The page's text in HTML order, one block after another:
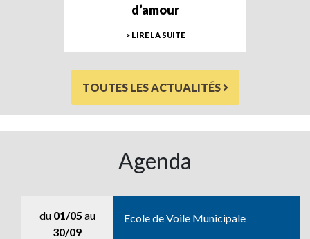
d’amour
> LIRE LA SUITE
TOUTES LES ACTUALITÉS
Agenda
du 01/05 au
30/09
Ecole de Voile Municipale